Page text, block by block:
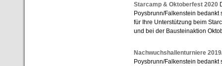
Starcamp & Oktoberfest 2020
Poysbrunn/Falkenstein
für Ihre Unterstützung beim
und bei der Bausteinaktion
Nachwuchshallenturniere
Poysbrunn/Falkenstein bedankt